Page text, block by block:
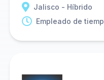
Jalisco - Híbrido
Empleado de